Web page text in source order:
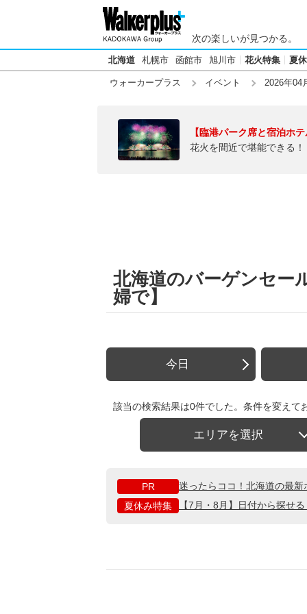
次の楽しいが見つかる。
北海道 札幌市 函館市 旭川市 花火特集 夏
ウォーカープラス イベント 2026年04
【臨港パーク席と宿泊ホ
花火を間近で堪能できる
北海道のバーゲンセー
婦で】
今日
該当の検索結果は0件でした。条件を変えて
エリアを選択
PR
迷ったらココ！北海道の最
夏休み特集
【7月・8月】日付から探せ